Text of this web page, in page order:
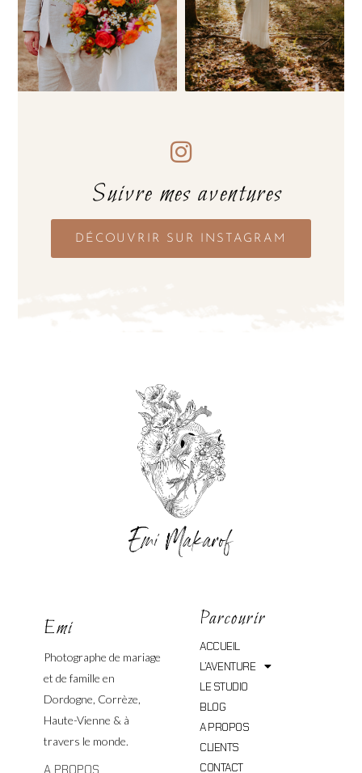
Suivre mes aventures
DÉCOUVRIR SUR INSTAGRAM
Emi
Photographe de mariage
et de famille en
Dordogne, Corrèze,
Haute-Vienne & à
travers le monde.
A PROPOS
Parcourir
ACCUEIL
L’AVENTURE
LE STUDIO
BLOG
A PROPOS
CLIENTS
CONTACT